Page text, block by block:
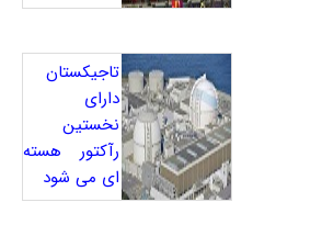
تاجیکستان
دارای
نخستین
رآکتور هسته
ای می شود